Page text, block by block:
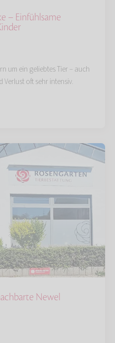
– Einfühlsame
um ein geliebtes Tier – auch
Verlust oft sehr intensiv.
Newel